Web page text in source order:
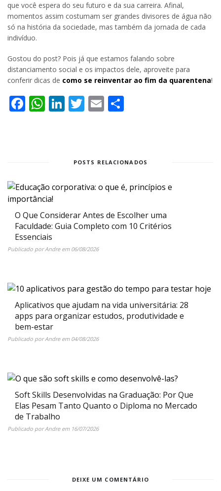
que você espera do seu futuro e da sua carreira. Afinal,
momentos assim costumam ser grandes divisores de água não
só na história da sociedade, mas também da jornada de cada
indivíduo.
Gostou do post? Pois já que estamos falando sobre
distanciamento social e os impactos dele, aproveite para
conferir dicas de como se reinventar ao fim da quarentena!
Facebook
WhatsApp
LinkedIn
Twitter
Email
POSTS RELACIONADOS
O Que Considerar Antes de Escolher uma
Faculdade: Guia Completo com 10 Critérios
Essenciais
Publicado porAndreem 06/08/2026
Aplicativos que ajudam na vida universitária: 28
apps para organizar estudos, produtividade e
bem-estar
Publicado porAndreem 04/08/2026
Soft Skills Desenvolvidas na Graduação: Por Que
Elas Pesam Tanto Quanto o Diploma no Mercado
de Trabalho
Publicado porAndreem 16/07/2026
DEIXE UM COMENTÁRIO